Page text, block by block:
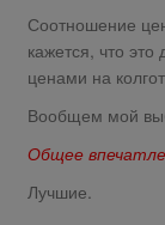
Соотношение
кажется, что
ценами на
Вообщем мой
Общее
Лучшие.